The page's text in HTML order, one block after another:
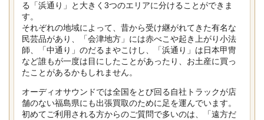
る「浜通り」と大きく3つのエリアに分けることができま
す。
それぞれの地域によって、昔から受け継がれてきた有名な
民芸品があり、「会津地方」には赤べこや起き上がり小法
師、「中通り」のだるまやこけし、「浜通り」は日本甲冑
など誰もが一度は目にしたことがあったり、お土産に買っ
たことがあるかもしれません。
オーディオサウンドでは全国をとび回る自社トラックが店
舗のない福島県にも出張買取のために足を運んでいます。
初めてご利用される方からのご質問で多いのは、「遠方だ